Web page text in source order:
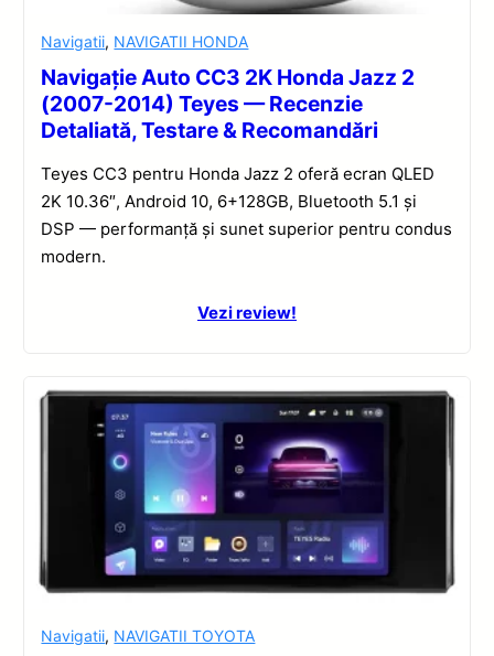
Navigatii, NAVIGATII HONDA
Navigație Auto CC3 2K Honda Jazz 2
(2007-2014) Teyes — Recenzie
Detaliată, Testare & Recomandări
Teyes CC3 pentru Honda Jazz 2 oferă ecran QLED
2K 10.36″, Android 10, 6+128GB, Bluetooth 5.1 și
DSP — performanță și sunet superior pentru condus
modern.
Vezi review!
Navigatii, NAVIGATII TOYOTA